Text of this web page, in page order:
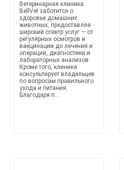
Ветеринарная клиника
BellVet заботится о
здоровье домашних
животных, предоставляя
широкий спектр услуг — от
регулярных осмотров и
вакцинации до лечения и
операций, диагностики и
лабораторных анализов.
Кроме того, клиника
консультирует владельцев
по вопросам правильного
ухода и питания.
Благодаря п...